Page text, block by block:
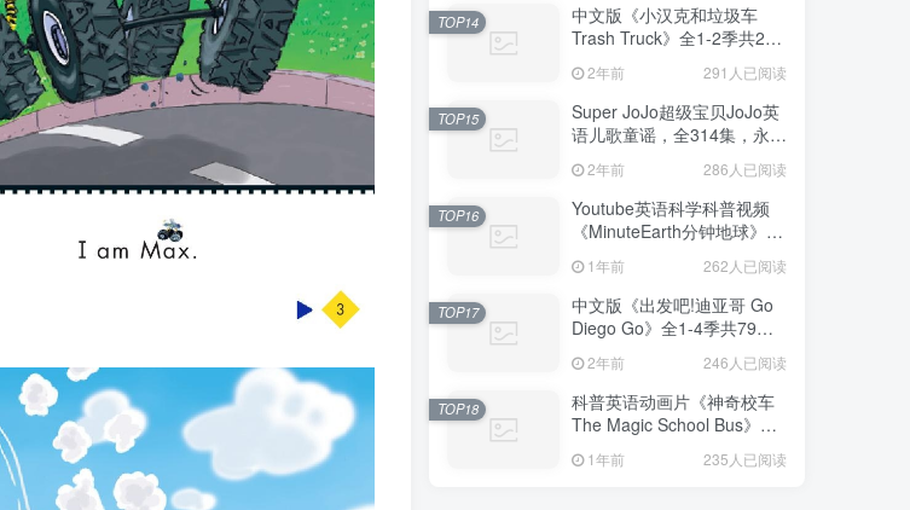
字幕，百度网盘下载
中文版《小汉克和垃圾车
Trash Truck》全1-2季共28
网盘下载！
2年前 291人已阅读
TOP14
Super JoJo超级宝贝JoJo英
语儿歌童谣，全314集，永久
带英文字幕，百度网盘下载
2年前 286人已阅读
TOP15
Youtube英语科学科普视频
《MinuteEarth分钟地球》每
366集，1080P高清视频带英
文字幕，百度网盘下载！
1年前 262人已阅读
TOP16
中文版《出发吧!迪亚哥 Go
Diego Go》全1-4季共79
载！2年前 246人已阅读
TOP17
科普英语动画片《神奇校车
The Magic School Bus》全
音频+PDF绘本，百度网盘下
1年前 235人已阅读
TOP18